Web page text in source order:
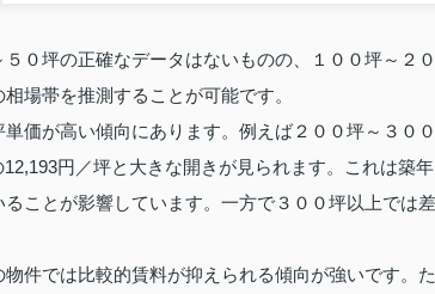
０坪の正確なデータはないものの、１００坪～２０
場帯を推測することが可能です。
価が高い傾向にあります。例えば２００坪～３００
円／坪と大きな開きが見られます。これは築年
ことが影響しています。一方で３００坪以上では差
件では比較的賃料が抑えられる傾向が強いです。た